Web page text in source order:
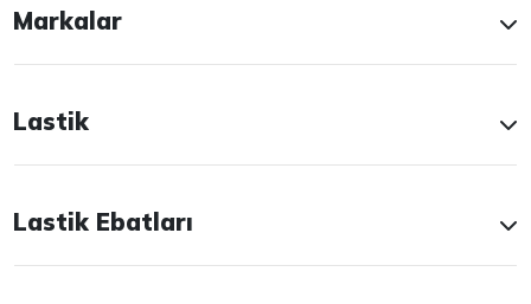
Markalar
Lastik
Lastik Ebatları